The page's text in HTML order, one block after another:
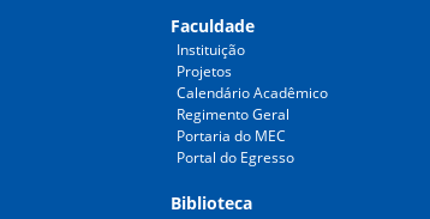
Faculdade
Instituição
Projetos
Calendário Acadêmico
Regimento Geral
Portaria do MEC
Portal do Egresso
Biblioteca